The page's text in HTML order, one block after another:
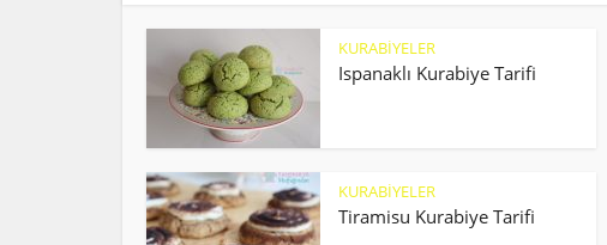
KURABİYELER
Ispanaklı Kurabiye Tarifi
KURABİYELER
Tiramisu Kurabiye Tarifi